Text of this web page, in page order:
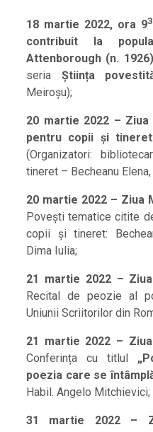
18 martie 2022, ora 9
contribuit la
Attenborough (n.
seria Știința
Meiroșu);
20 martie 2022 –
pentru copii și tineret
(Organizatori:
tineret – Becheanu
20 martie 2022 – Ziua
Povești tematice citite
copii și tineret:
Dima Iulia;
21 martie 2022 –
Recital de peozie al
Uniunii Scriitorilor din
21 martie 2022 –
Conferința cu titlul
poezia care se
Habil. Angelo Mitchievici;
31 martie 2022 –